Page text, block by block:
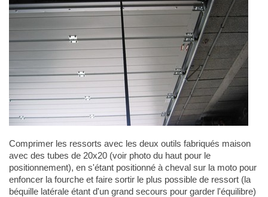
Comprimer les ressorts avec les deux outils fabriqués maison
avec des tubes de 20x20 (voir photo du haut pour le
positionnement), en s'étant positionné à cheval sur la moto pour
enfoncer la fourche et faire sortir le plus possible de ressort (la
béquille latérale étant d'un grand secours pour garder l'équilibre)